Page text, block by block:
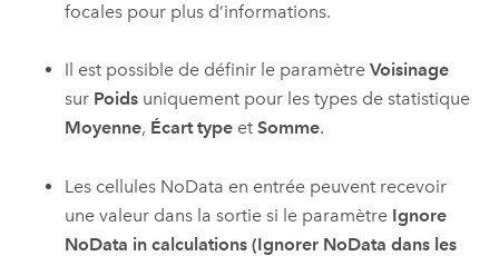
focales pour plus d’informations.
Il est possible de définir le paramètreVoisinage
sur Poids uniquement pour les types de statistique
Moyenne, Écart type etSomme.
Les cellules NoData en entrée peuvent recevoir
une valeur dans la sortie si le paramètre Ignore
NoData in calculations (Ignorer NoData dans les